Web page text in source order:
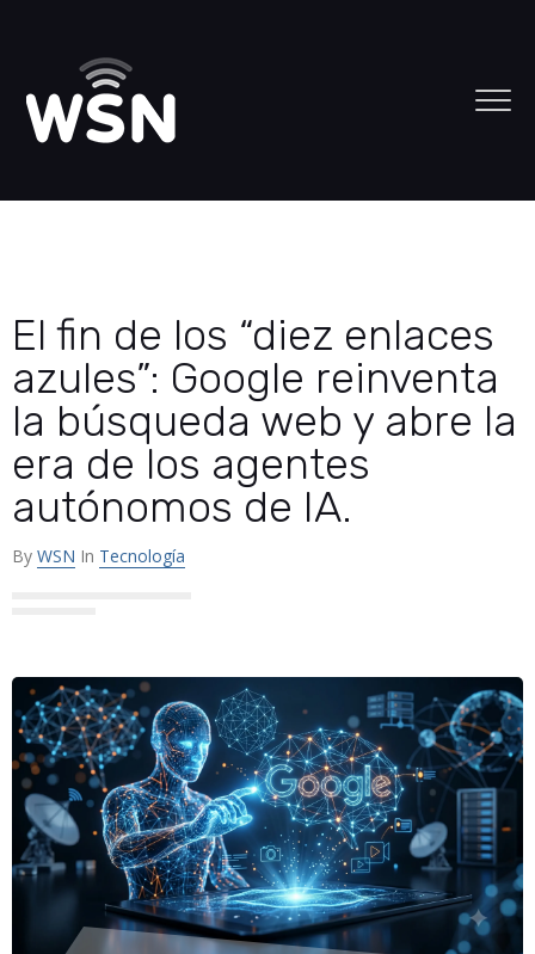
El fin de los “diez enlaces
azules”: Google reinventa
la búsqueda web y abre la
era de los agentes
autónomos de IA.
By WSN In Tecnología